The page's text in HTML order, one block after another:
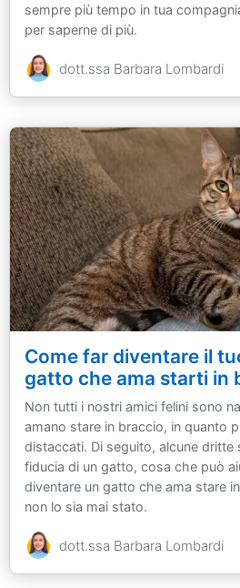
sempre più tempo in tua
per saperne di più.
dott.ssa Barbara Lombardi
Come far diventare il
gatto che ama starti in
Non tutti i nostri amici felini sono
amano stare in braccio, in quanto
distaccati. Di seguito, alcune dritte
fiducia di un gatto, cosa che può
diventare un gatto che ama stare
non lo sia mai stato.
dott.ssa Barbara Lombardi